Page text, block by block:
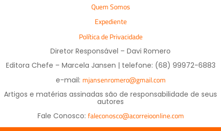
Quem Somos
Expediente
Política de Privacidade
Diretor Responsável – Davi Romero
Editora Chefe – Marcela Jansen | telefone: (68) 99972-6883
e-mail: mjansenromero@gmail.com
Artigos e matérias assinadas são de responsabilidade de seus
autores
Fale Conosco: faleconosco@acorreioonline.com